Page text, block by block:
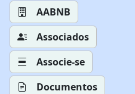
AABNB
Associados
Associe-se
Documentos